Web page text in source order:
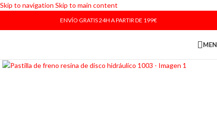
Skip to navigation Skip to main content
ENVÍO GRATIS 24H A PARTIR DE 199€